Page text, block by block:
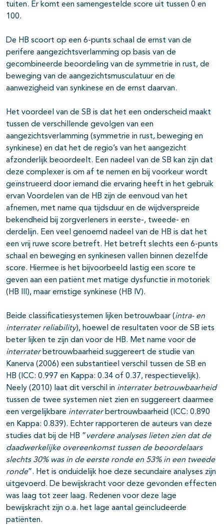
tuiten. Er komt een samengestelde score uit tussen 0 en
100.
De HB scoort op een 6-punts schaal de ernst van de
perifere aangezichtsverlamming op basis van de
gecombineerde beoordeling van de symmetrie in rust, de
beweging van de aangezichtsmusculatuur en de
aanwezigheid van synkinese en de ernst daarvan.
Het voordeel van de SB is dat het een onderscheid maakt
tussen de verschillende gevolgen van een
aangezichtsverlamming (symmetrie in rust, beweging en
synkinese) en dat het de regio’s van het aangezicht
afzonderlijk beoordeelt. Een nadeel van de SB kan zijn dat
deze complexer is om af te nemen en bij voorkeur wordt
geïnstrueerd door iemand die ervaring heeft in het gebruik
ervan Voordelen van de HB zijn de eenvoud van het
afnemen, met name qua tijdsduur en de wijdverspreide
bekendheid bij zorgverleners in eerste-, tweede- en
derdelijn. Een veel genoemd nadeel van de HB is dat het
een vrij ruwe score betreft. Het betreft slechts een 6-punts
schaal en beweging en synkinesen vallen binnen dezelfde
score. Hiermee is het bijvoorbeeld lastig een score te
geven aan een patiënt met matige dysfunctie in motoriek
(HB III), maar ernstige synkinese (HB IV).
Beide classificatiesystemen lijken betrouwbaar (intra- en
interrater reliability), hoewel de resultaten voor de SB iets
beter lijken te zijn dan voor de HB. Met name voor de
interrater betrouwbaarheid suggereert de studie van
Kanerva (2006) een substantieel verschil tussen de SB en
HB (ICC: 0.997 en Kappa: 0.34 of 0.37, respectievelijk).
Neely (2010) laat dit verschil in interrater betrouwbaarheid
tussen de twee systemen niet zien en suggereert daarmee
een vergelijkbare interrater bertrouwbaarheid (ICC: 0.890
en Kappa: 0.839). Echter rapporteren de auteurs van deze
studies dat bij de HB “verdere analyses lieten zien dat de
daadwerkelijke overeenkomst tussen de beoordelaars
slechts 30% was in de eerste ronde en 53% in een tweede
ronde”. Het is onduidelijk hoe deze secundaire analyses zijn
uitgevoerd. De bewijskracht voor deze gevonden effecten
was laag tot zeer laag. Redenen voor deze lage
bewijskracht zijn o.a. het lage aantal geïncludeerde
patiënten.